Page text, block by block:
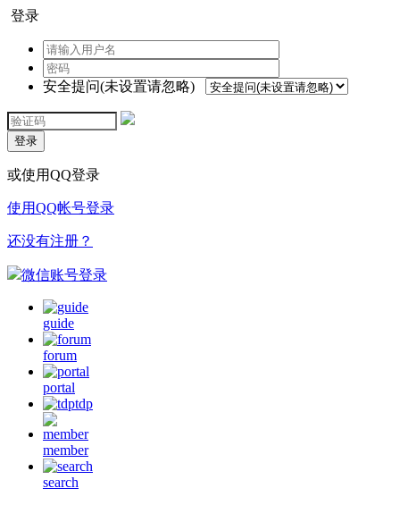
登录
安全提问(未设置请忽略)
登录
或使用QQ登录
使用QQ帐号登录
还没有注册？
微信账号登录
guide
forum
portal
tdp
member
search